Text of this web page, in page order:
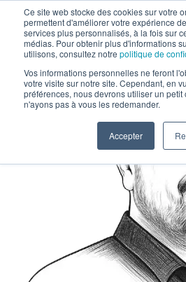
Ce site web stocke des cookies sur votre
permettent d'améliorer votre expérience
services plus personnalisés, à la fois sur
médias. Pour obtenir plus d'informations
utilisons, consultez notre politique de
Vos informations personnelles ne feront
votre visite sur notre site. Cependant, en
préférences, nous devrons utiliser un
n'ayons pas à vous les redemander.
Accepter